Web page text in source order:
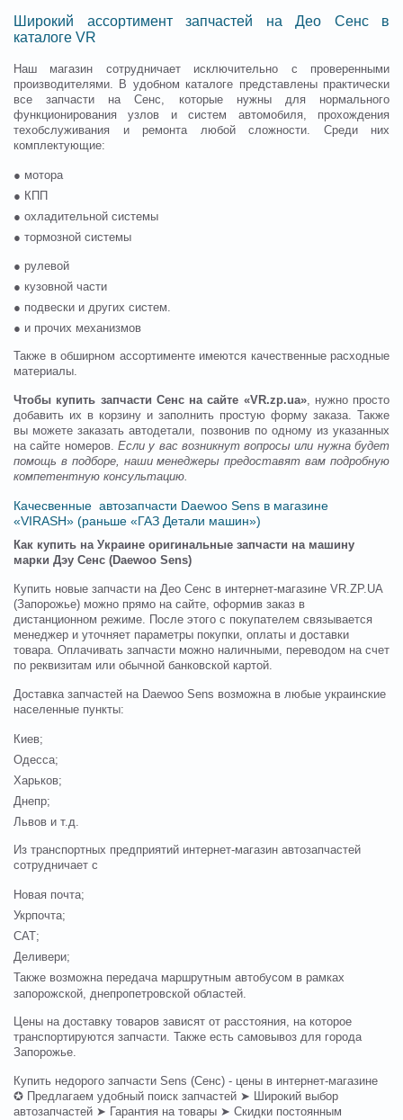
Широкий ассортимент запчастей на Део Сенс в
каталоге VR
Наш магазин сотрудничает исключительно с проверенными
производителями. В удобном каталоге представлены практически
все запчасти на Сенс, которые нужны для нормального
функционирования узлов и систем автомобиля, прохождения
техобслуживания и ремонта любой сложности. Среди них
комплектующие:
● мотора
● КПП
● охладительной системы
● тормозной системы
● рулевой
● кузовной части
● подвески и других систем.
● и прочих механизмов
Также в обширном ассортименте имеются качественные расходные
материалы.
Чтобы купить запчасти Сенс на сайте «VR.zp.ua», нужно просто
добавить их в корзину и заполнить простую форму заказа. Также
вы можете заказать автодетали, позвонив по одному из указанных
на сайте номеров. Если у вас возникнут вопросы или нужна будет
помощь в подборе, наши менеджеры предоставят вам подробную
компетентную консультацию.
Качесвенные автозапчасти Daewoo Sens в магазине
«VIRASH» (раньше «ГАЗ Детали машин»)
Как купить на Украине оригинальные запчасти на машину
марки Дэу Сенс (Daewoo Sens)
Купить новые запчасти на Део Сенс в интернет-магазине VR.ZP.UA
(Запорожье) можно прямо на сайте, оформив заказ в
дистанционном режиме. После этого с покупателем связывается
менеджер и уточняет параметры покупки, оплаты и доставки
товара. Оплачивать запчасти можно наличными, переводом на счет
по реквизитам или обычной банковской картой.
Доставка запчастей на Daewoo Sens возможна в любые украинские
населенные пункты:
Киев;
Одесса;
Харьков;
Днепр;
Львов и т.д.
Из транспортных предприятий интернет-магазин автозапчастей
сотрудничает с
Новая почта;
Укрпочта;
САТ;
Деливери;
Также возможна передача маршрутным автобусом в рамках
запорожской, днепропетровской областей.
Цены на доставку товаров зависят от расстояния, на которое
транспортируются запчасти. Также есть самовывоз для города
Запорожье.
Купить недорого запчасти Sens (Сенс) - цены в интернет-магазине
✪ Предлагаем удобный поиск запчастей ➤ Широкий выбор
автозапчастей ➤ Гарантия на товары ➤ Скидки постоянным